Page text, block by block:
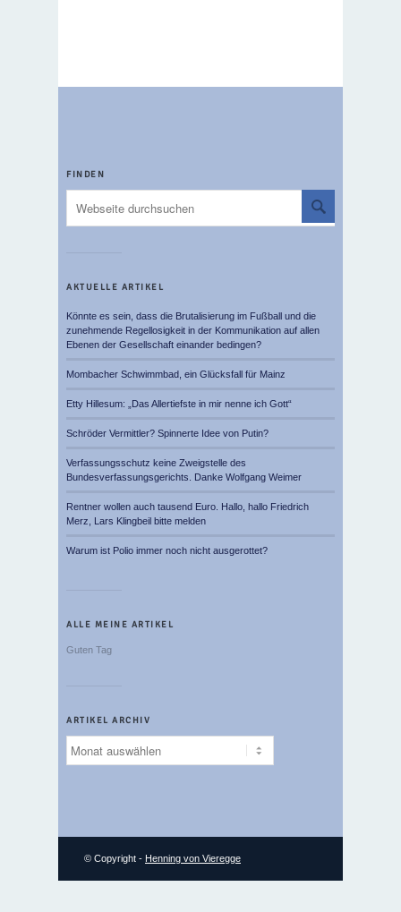
FINDEN
AKTUELLE ARTIKEL
Könnte es sein, dass die Brutalisierung im Fußball und die
zunehmende Regellosigkeit in der Kommunikation auf allen
Ebenen der Gesellschaft einander bedingen?
Mombacher Schwimmbad, ein Glücksfall für Mainz
Etty Hillesum: „Das Allertiefste in mir nenne ich Gott“
Schröder Vermittler? Spinnerte Idee von Putin?
Verfassungsschutz keine Zweigstelle des
Bundesverfassungsgerichts. Danke Wolfgang Weimer
Rentner wollen auch tausend Euro. Hallo, hallo Friedrich
Merz, Lars Klingbeil bitte melden
Warum ist Polio immer noch nicht ausgerottet?
ALLE MEINE ARTIKEL
Guten Tag
ARTIKEL ARCHIV
Artikel
Archiv
© Copyright - Henning von Vieregge